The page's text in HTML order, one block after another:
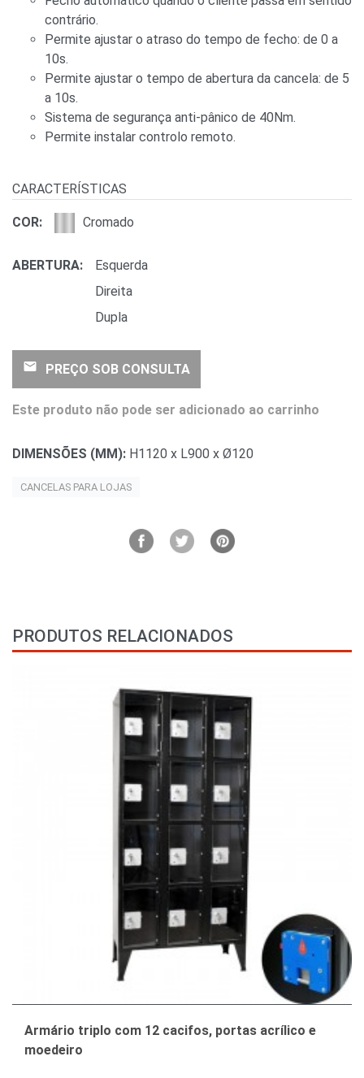
contrário.
Permite ajustar o atraso do tempo de fecho: de 0 a
10s.
Permite ajustar o tempo de abertura da cancela: de 5
a 10s.
Sistema de segurança anti-pânico de 40Nm.
Permite instalar controlo remoto.
CARACTERÍSTICAS
COR: Cromado
ABERTURA:
Esquerda
Direita
Dupla
email PREÇO SOB CONSULTA
Este produto não pode ser adicionado ao carrinho
DIMENSÕES (MM): H1120 x L900 x Ø120
CANCELAS PARA LOJAS
PRODUTOS RELACIONADOS
Armário triplo com 12 cacifos, portas acrílico e
moedeiro